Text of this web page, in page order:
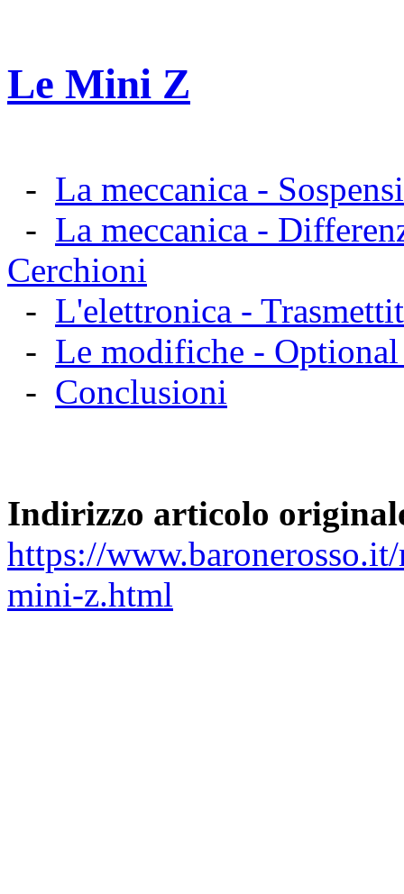
Le Mini Z
- La meccanica -
- La meccanica -
Cerchioni
- L'elettronica -
- Le modifiche -
- Conclusioni
Indirizzo articolo
https://
mini-z.html